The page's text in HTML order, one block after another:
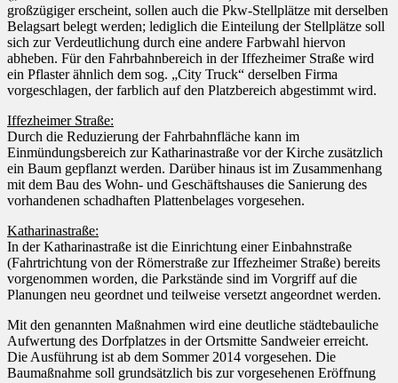
großzügiger erscheint, sollen auch die Pkw-Stellplätze mit derselben
Belagsart belegt werden; lediglich die Einteilung der Stellplätze soll
sich zur Verdeutlichung durch eine andere Farbwahl hiervon
abheben. Für den Fahrbahnbereich in der Iffezheimer Straße wird
ein Pflaster ähnlich dem sog. „City Truck“ derselben Firma
vorgeschlagen, der farblich auf den Platzbereich abgestimmt wird.
Iffezheimer Straße:
Durch die Reduzierung der Fahrbahnfläche kann im
Einmündungsbereich zur Katharinastraße vor der Kirche zusätzlich
ein Baum gepflanzt werden. Darüber hinaus ist im Zusammenhang
mit dem Bau des Wohn- und Geschäftshauses die Sanierung des
vorhandenen schadhaften Plattenbelages vorgesehen.
Katharinastraße:
In der Katharinastraße ist die Einrichtung einer Einbahnstraße
(Fahrtrichtung von der Römerstraße zur Iffezheimer Straße) bereits
vorgenommen worden, die Parkstände sind im Vorgriff auf die
Planungen neu geordnet und teilweise versetzt angeordnet werden.
Mit den genannten Maßnahmen wird eine deutliche städtebauliche
Aufwertung des Dorfplatzes in der Ortsmitte Sandweier erreicht.
Die Ausführung ist ab dem Sommer 2014 vorgesehen. Die
Baumaßnahme soll grundsätzlich bis zur vorgesehenen Eröffnung